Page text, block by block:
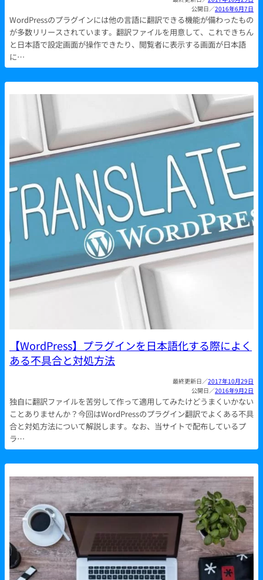
2016年6月7日
WordPressのプラグインには他の言語に翻訳できる機能が備わったもの
が多数リリースされています。翻訳ファイルを用意して、これできちん
と日本語で設定画面が操作できたり、閲覧者に表示する画面が日本語
に…
【WordPress】プラグインを日本語化する際によく
ある不具合と対処方法
2017年10月29日
2016年9月2日
独自に翻訳ファイルを苦労して作って適用してみたけどうまくいかない
ことありませんか？今回はWordPressのプラグイン翻訳でよくある不具
合と対処方法について解説します。なお、当サイトで配布しているプ
ラ…